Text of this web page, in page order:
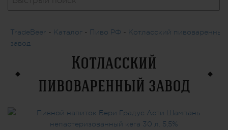
TradeBeer - Каталог - Пиво РФ - Котласский пивоваренный
завод
Котласский
пивоваренный завод